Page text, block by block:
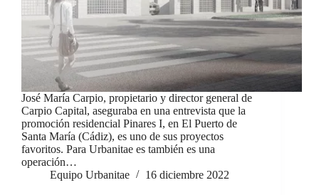
José María Carpio, propietario y director general de
Carpio Capital, aseguraba en una entrevista que la
promoción residencial Pinares I, en El Puerto de
Santa María (Cádiz), es uno de sus proyectos
favoritos. Para Urbanitae es también es una
operación…
Equipo Urbanitae
16 diciembre 2022